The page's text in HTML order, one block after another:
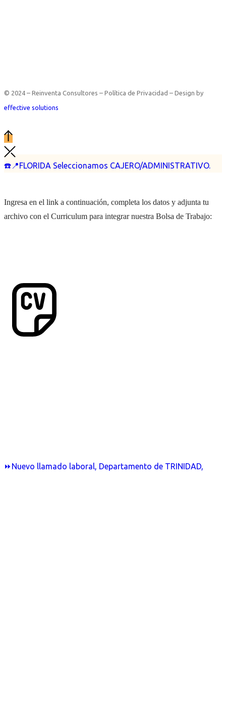
☎️📍FLORIDA Seleccionamos CAJERO/ADMINISTRATIVO.
⏩Nuevo llamado laboral, Departamento de TRINIDAD,
© 2024 – Reinventa Consultores – Política de Privacidad – Design by
effective solutions
Ingresa en el link a continuación, completa los datos y adjunta tu
archivo con el Curriculum para integrar nuestra Bolsa de Trabajo: